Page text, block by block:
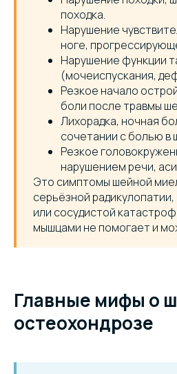
походка.
Нарушение
ноге,
Нарушение функции
(мочеиспускания,
Резкое начало
боли после травмы
Лихорадка, ночная
сочетании с болью в
Резкое
нарушением речи,
Это симптомы шейной
серьёзной
или сосудистой
мышцами не помогает и
Главные мифы о
остеохондрозе